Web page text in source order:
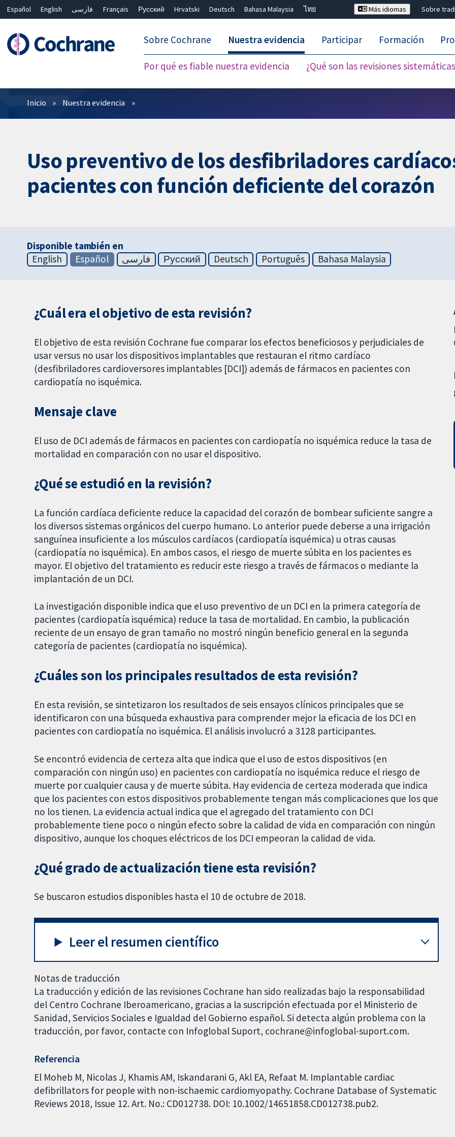
Español English فارسی Français Русский Hrvatski Deutsch Bahasa Malaysia
ไทย
Más idiomas Sobre
Sobre Cochrane Nuestra evidencia
Por qué es fiable nuestra evidencia ¿Qué son las revisiones
Participar Formación
Filtros
Inicio Nuestra evidencia
Uso preventivo de los desfibriladores
pacientes con función deficiente del corazón
Disponible también en
English
Español فارسی Русский Deutsch Português Bahasa Malaysia
¿Cuál era el objetivo de esta revisión?
El objetivo de esta revisión Cochrane fue comparar los efectos beneficiosos y perjudiciales de
usar versus no usar los dispositivos implantables que restauran el ritmo cardíaco
(desfibriladores cardioversores implantables [DCI]) además de fármacos en pacientes con
cardiopatía no isquémica.
Mensaje clave
El uso de DCI además de fármacos en pacientes con cardiopatía no isquémica reduce la tasa de
mortalidad en comparación con no usar el dispositivo.
¿Qué se estudió en la revisión?
La función cardíaca deficiente reduce la capacidad del corazón de bombear suficiente sangre a
los diversos sistemas orgánicos del cuerpo humano. Lo anterior puede deberse a una irrigación
sanguínea insuficiente a los músculos cardíacos (cardiopatía isquémica) u otras causas
(cardiopatía no isquémica). En ambos casos, el riesgo de muerte súbita en los pacientes es
mayor. El objetivo del tratamiento es reducir este riesgo a través de fármacos o mediante la
implantación de un DCI.
La investigación disponible indica que el uso preventivo de un DCI en la primera categoría de
pacientes (cardiopatía isquémica) reduce la tasa de mortalidad. En cambio, la publicación
reciente de un ensayo de gran tamaño no mostró ningún beneficio general en la segunda
categoría de pacientes (cardiopatía no isquémica).
¿Cuáles son los principales resultados de esta revisión?
En esta revisión, se sintetizaron los resultados de seis ensayos clínicos principales que se
identificaron con una búsqueda exhaustiva para comprender mejor la eficacia de los DCI en
pacientes con cardiopatía no isquémica. El análisis involucró a 3128 participantes.
Se encontró evidencia de certeza alta que indica que el uso de estos dispositivos (en
comparación con ningún uso) en pacientes con cardiopatía no isquémica reduce el riesgo de
muerte por cualquier causa y de muerte súbita. Hay evidencia de certeza moderada que indica
que los pacientes con estos dispositivos probablemente tengan más complicaciones que los que
no los tienen. La evidencia actual indica que el agregado del tratamiento con DCI
probablemente tiene poco o ningún efecto sobre la calidad de vida en comparación con ningún
dispositivo, aunque los choques eléctricos de los DCI empeoran la calidad de vida.
¿Qué grado de actualización tiene esta revisión?
Se buscaron estudios disponibles hasta el 10 de octubre de 2018.
Leer el resumen científico
Notas de traducción
La traducción y edición de las revisiones Cochrane han sido realizadas bajo la responsabilidad
del Centro Cochrane Iberoamericano, gracias a la suscripción efectuada por el Ministerio de
Sanidad, Servicios Sociales e Igualdad del Gobierno español. Si detecta algún problema con la
traducción, por favor, contacte con Infoglobal Suport, cochrane@infoglobal-suport.com.
Referencia
El Moheb M, Nicolas J, Khamis AM, Iskandarani G, Akl EA, Refaat M. Implantable cardiac
defibrillators for people with non-ischaemic cardiomyopathy. Cochrane Database of Systematic
Reviews 2018, Issue 12. Art. No.: CD012738. DOI: 10.1002/14651858.CD012738.pub2.